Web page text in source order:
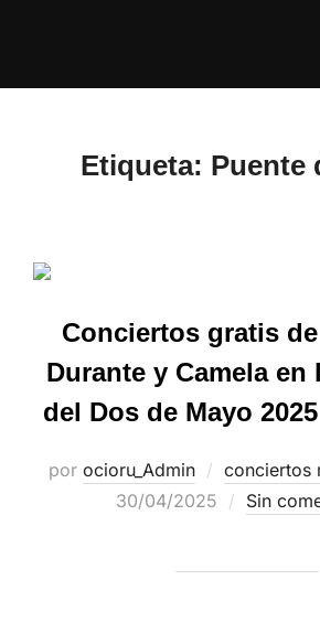
Etiqueta: Puente
Conciertos gratis
Durante y Camela en
del Dos de Mayo
por ocioru_Admin conciertos
30/04/2025
Sin